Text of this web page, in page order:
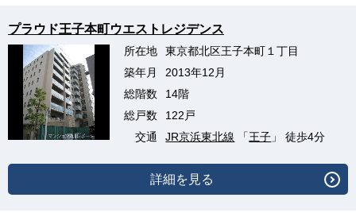
プラウド王子本町ウエストレジデンス
所在地
東京都北区王子本町１丁目
築年月
2013年12月
総階数
14階
総戸数
122戸
交通
JR京浜東北線 「王子 」 徒歩4分
詳細を見る